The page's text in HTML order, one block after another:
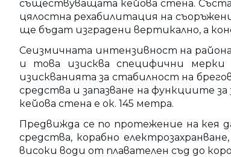
съществуващата кейова стена.
цялостна рехабилитация на
ще бъдат изградени вертикално, а
Сеизмичната интензивност на
и това изисква специфични мерки
изискванията за стабилност на
средства и запазване на функциите
кейова стена е ок. 145 метра.
Предвижда се по протежение на кея
средства, корабно
високи води от плавателен съд до